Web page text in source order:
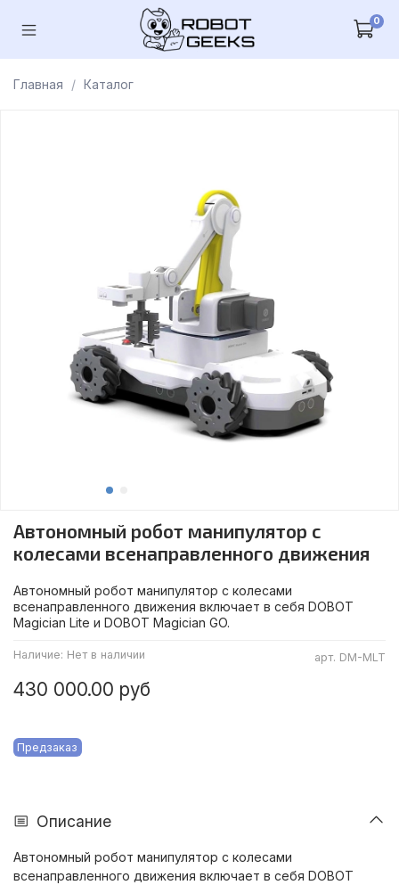
0
Главная Каталог
арт. DM-MLT
Наличие: Нет в наличии
Предзаказ
Автономный робот манипулятор с
колесами всенаправленного движения
430 000.00 руб
Автономный робот манипулятор с колесами
всенаправленного движения включает в себя DOBOT
Magician Lite и DOBOT Magician GO.
Описание
Автономный робот манипулятор с колесами
всенаправленного движения включает в себя DOBOT